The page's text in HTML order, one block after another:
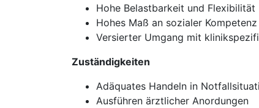
Hohe Belastbarkeit und Flexibilität
Hohes Maß an sozialer
Versierter Umgang mit
Zuständigkeiten
Adäquates Handeln in
Ausführen ärztlicher Anordungen